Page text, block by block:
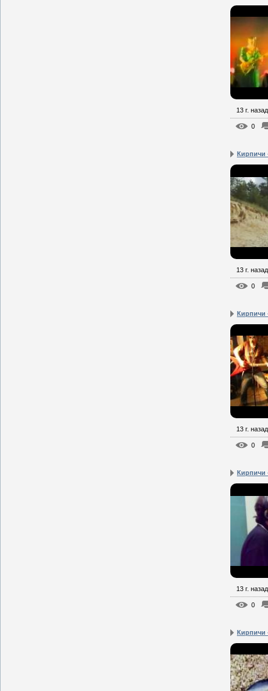
13 г. назад
0
Кирпичи
13 г. назад
0
Кирпичи
13 г. назад
0
Кирпичи
13 г. назад
0
Кирпичи